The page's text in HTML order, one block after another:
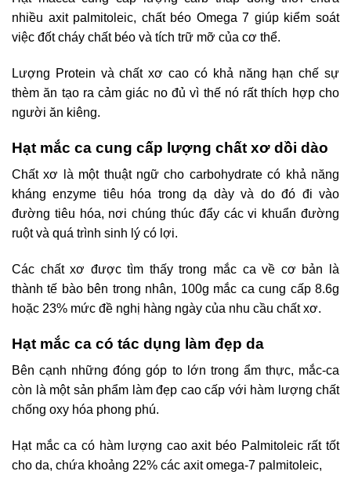
nhiều axit palmitoleic, chất béo Omega 7 giúp kiểm soát
việc đốt cháy chất béo và tích trữ mỡ của cơ thể.
Lượng Protein và chất xơ cao có khả năng hạn chế sự
thèm ăn tạo ra cảm giác no đủ vì thế nó rất thích hợp cho
người ăn kiêng.
Hạt mắc ca cung cấp lượng chất xơ dồi dào
Chất xơ là một thuật ngữ cho carbohydrate có khả năng
kháng enzyme tiêu hóa trong dạ dày và do đó đi vào
đường tiêu hóa, nơi chúng thúc đẩy các vi khuẩn đường
ruột và quá trình sinh lý có lợi.
Các chất xơ được tìm thấy trong mắc ca về cơ bản là
thành tế bào bên trong nhân, 100g mắc ca cung cấp 8.6g
hoặc 23% mức đề nghị hàng ngày của nhu cầu chất xơ.
Hạt mắc ca có tác dụng làm đẹp da
Bên cạnh những đóng góp to lớn trong ẩm thực, mắc-ca
còn là một sản phẩm làm đẹp cao cấp với hàm lượng chất
chống oxy hóa phong phú.
Hạt mắc ca có hàm lượng cao axit béo Palmitoleic rất tốt
cho da, chứa khoảng 22% các axit omega-7 palmitoleic,